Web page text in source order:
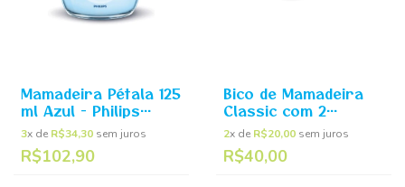
Mamadeira Pétala 125
ml Azul - Philips
Avent
3x de R$34,30 sem juros
R$102,90
Bico de Mamadeira
Classic com 2
unidades 3m+ -
Philips Avent
2x de R$20,00 sem juros
R$40,00